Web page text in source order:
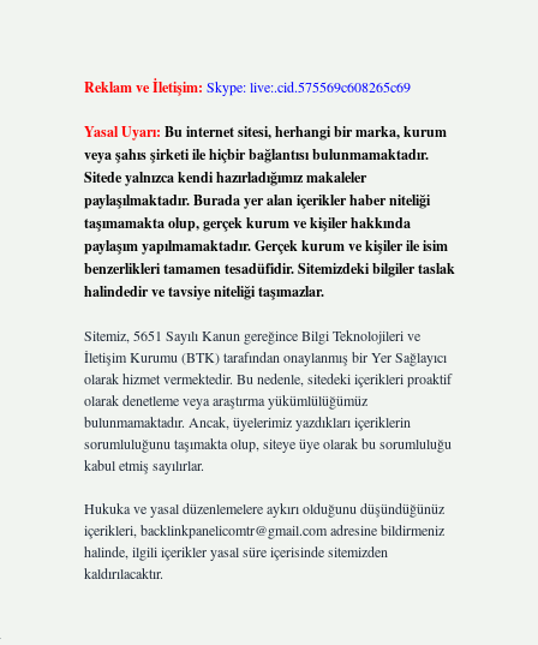
Reklam ve İletişim: Skype: live:.cid.575569c608265c69
Yasal Uyarı: Bu internet sitesi, herhangi bir marka, kurum
veya şahıs şirketi ile hiçbir bağlantısı bulunmamaktadır.
Sitede yalnızca kendi hazırladığımız makaleler
paylaşılmaktadır. Burada yer alan içerikler haber niteliği
taşımamakta olup, gerçek kurum ve kişiler hakkında
paylaşım yapılmamaktadır. Gerçek kurum ve kişiler ile isim
benzerlikleri tamamen tesadüfidir. Sitemizdeki bilgiler taslak
halindedir ve tavsiye niteliği taşımazlar.
Sitemiz, 5651 Sayılı Kanun gereğince Bilgi Teknolojileri ve
İletişim Kurumu (BTK) tarafından onaylanmış bir Yer Sağlayıcı
olarak hizmet vermektedir. Bu nedenle, sitedeki içerikleri proaktif
olarak denetleme veya araştırma yükümlülüğümüz
bulunmamaktadır. Ancak, üyelerimiz yazdıkları içeriklerin
sorumluluğunu taşımakta olup, siteye üye olarak bu sorumluluğu
kabul etmiş sayılırlar.
Hukuka ve yasal düzenlemelere aykırı olduğunu düşündüğünüz
içerikleri, backlinkpanelicomtr@gmail.comadresine bildirmeniz
halinde, ilgili içerikler yasal süre içerisinde sitemizden
kaldırılacaktır.